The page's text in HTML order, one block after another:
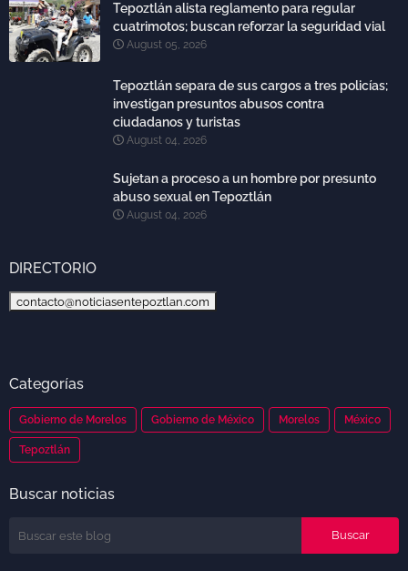
Tepoztlán alista reglamento para regular
cuatrimotos; buscan reforzar la seguridad vial
August 05, 2026
Tepoztlán separa de sus cargos a tres policías;
investigan presuntos abusos contra
ciudadanos y turistas
August 04, 2026
Sujetan a proceso a un hombre por presunto
abuso sexual en Tepoztlán
August 04, 2026
DIRECTORIO
contacto@noticiasentepoztlan.com
Categorías
Gobierno de Morelos Gobierno de México Morelos México
Tepoztlán
Buscar noticias